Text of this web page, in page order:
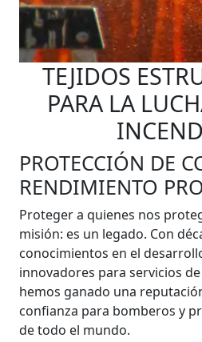
TEJIDOS
PARA LA
PROTECCIÓN DE
RENDIMIENTO
Proteger a quienes nos
misión: es un legado. Con
conocimientos en el
innovadores para servicios
hemos ganado una
confianza para bomberos y
de todo el mundo.